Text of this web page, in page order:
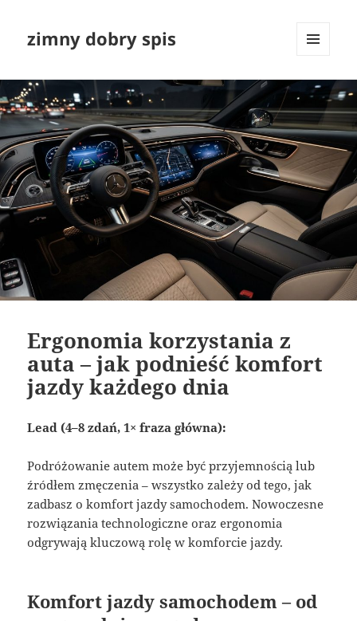
zimny dobry spis
WIDGETY
Ergonomia korzystania z
auta – jak podnieść komfort
jazdy każdego dnia
Lead (4–8 zdań, 1× fraza główna):
Podróżowanie autem może być przyjemnością lub
źródłem zmęczenia – wszystko zależy od tego, jak
zadbasz o komfort jazdy samochodem. Nowoczesne
rozwiązania technologiczne oraz ergonomia
odgrywają kluczową rolę w komforcie jazdy.
Komfort jazdy samochodem – od